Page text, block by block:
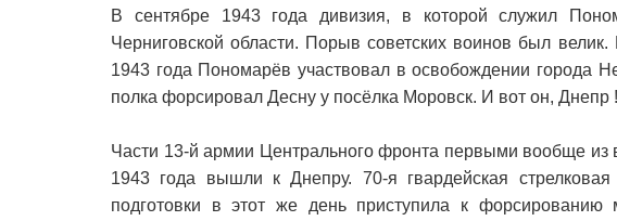
В сентябре 1943 года дивизия, в которой служил
Черниговской области. Порыв советских воинов был
1943 года Пономарёв участвовал в освобождении города
полка форсировал Десну у посёлка Моровск. И вот он, Днепр !
Части 13-й армии Центрального фронта первыми вообще из
1943 года вышли к Днепру. 70-я гвардейская стрелковая
подготовки в этот же день приступила к